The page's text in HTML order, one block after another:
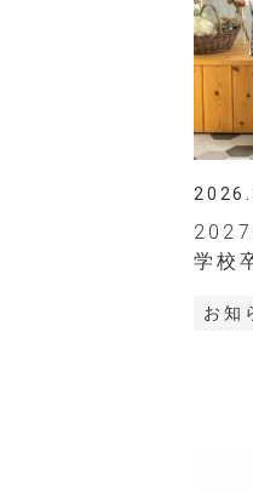
学校
お知